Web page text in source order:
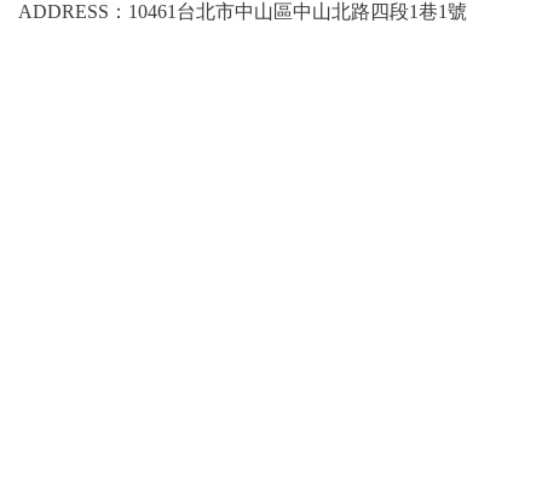
ADDRESS：10461台北市中山區中山北路四段1巷1號